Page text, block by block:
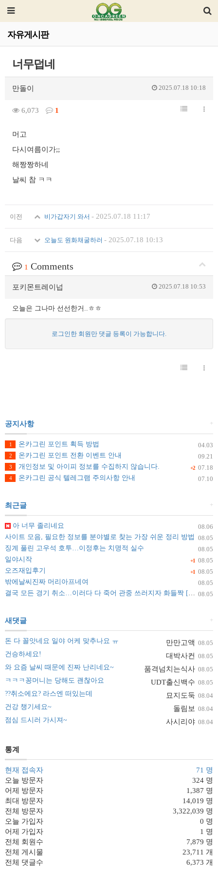
자유게시판
너무덥네
만돌이 2025.07.18 10:18
6,073 1
머고
다시여름이가;;
해짱짱하네
날씨 참 ㅋㅋ
이전 비가갑자기 와서 - 2025.07.18 11:17
다음 오늘도 원화채굴하러 - 2025.07.18 10:13
1 Comments
포키몬트레이넙 2025.07.18 10:53
오늘은 그나마 선선한거..ㅎㅎ
로그인한 회원만 댓글 등록이 가능합니다.
+
공지사항
04.03
1
온카그린 포인트 획득 방법
09.21
2 온카그린 포인트 전환 이벤트 안내
+2 07.18
3
개인정보 및 아이피 정보를 수집하지 않습니다.
07.10
4 온카그린 공식 텔레그램 주의사항 안내
+
최근글
08.06
아 너무 졸리네요
08.05
사이트 모음, 필요한 정보를 분야별로 찾는 가장 쉬운 정리 방법
08.05
징계 풀린 고우석 호투…이정후는 치명적 실수
+1 08.05
일야시작
+1 08.05
오즈재입후기
08.05
밖에날씨진짜 머리아프네여
08.05
결국 모든 경기 취소…이러다 다 죽어 관중 쓰러지자 화들짝 [자막뉴스]
+
새댓글
만만고액 08.05
돈 다 꼴앗네요 일야 어케 맞추나요 ㅠ
대박사컨 08.05
건승하세요!
품격넘치는식사 08.05
와 요즘 날씨 때문에 진짜 난리네요~
UDT출신백수 08.05
ㅋㅋㅋ꽁머니는 당해도 괜찮아요
묘지도둑 08.04
??취소에요? 라스엔 떠있는데
돌림보 08.04
건강 챙기세요~
사시리야 08.04
점심 드시러 가시져~
통계
현재 접속자
71 명
오늘 방문자
324 명
어제 방문자
1,387 명
최대 방문자
14,019 명
전체 방문자
3,322,039 명
오늘 가입자
0 명
어제 가입자
1 명
전체 회원수
7,879 명
전체 게시물
23,711 개
전체 댓글수
6,373 개